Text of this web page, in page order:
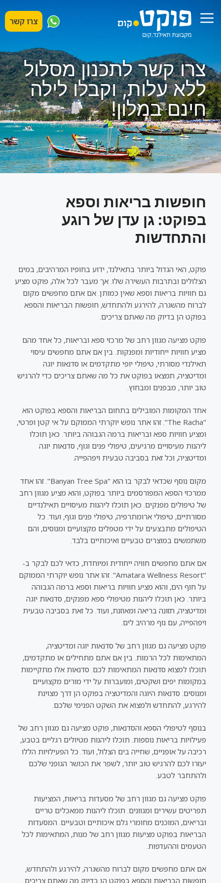
לתוכן תפריט צרו קשר
צרו קשר לתכנון מסלול
ללא עלות, וקבלו לילה
חינם במלון!
חופשות בריאות וספא
בפוקט: גן עדן של רוגע
והתחדשות
פוקט, האי הגדול ביותר בתאילנד, ידוע בחופיו המרהיבים, במים
הצלולים ובתרבות העשירה שלו. אך מעבר לכל אלה, פוקט מציע
גם חוויות בריאות וספא שאין כמותן. אם אתם מחפשים מקום
לברוח מהשגרה, להירגע ולהתחדש, חופשות הבריאות והספא
בפוקט הן בדיוק מה שאתם צריכים.
פוקט מציעה מגוון רחב של מרכזי ספא ובריאות, כל אחד מהם
מציע חוויות ייחודיות ומפנקות. בין אם אתם מחפשים עיסוי
תאילנדי מסורתי, טיפולי יופי מתקדמים או סדנאות יוגה
ומדיטציה, תמצאו בפוקט את כל מה שאתם צריכים כדי להרגיש
טוב יותר, מבפנים ומבחוץ.
אחד המקומות המובילים בתחום הבריאות והספא בפוקט הוא
"The Racha". זהו אתר נופש יוקרתי הממוקם על אי קטן ופרטי,
ומציע חוויות ספא ובריאות ברמה הגבוהה ביותר. כאן תוכלו
ליהנות מעיסויים מרגיעים, טיפולי פנים וגוף, סדנאות יוגה
ומדיטציה, וכל זאת בסביבה טבעית ויפהפייה.
מקום נוסף שכדאי לבקר בו הוא "Banyan Tree Spa". זהו אחד
ממרכזי הספא המפורסמים ביותר בפוקט, והוא מציע מגוון רחב
של טיפולים מפנקים. כאן תוכלו ליהנות מעיסויים תאילנדיים
מסורתיים, טיפולי ארומתרפיה, טיפולי פנים וגוף, ועוד. כל
הטיפולים מתבצעים על ידי מטפלים מקצועיים ומנוסים, והם
משתמשים במוצרים טבעיים ואיכותיים בלבד.
אם אתם מחפשים חוויה ייחודית ומיוחדת, כדאי לכם לבקר ב-
"Amatara Wellness Resort". זהו אתר נופש יוקרתי הממוקם
על חוף הים, והוא מציע חוויות בריאות וספא ברמה הגבוהה
ביותר. כאן תוכלו ליהנות מטיפולי ספא מפנקים, סדנאות יוגה
ומדיטציה, תזונה בריאה ומאוזנת, ועוד. כל זאת בסביבה טבעית
ויפהפייה, עם נוף מרהיב לים.
פוקט מציעה גם מגוון רחב של סדנאות יוגה ומדיטציה,
המתאימות לכל הרמות. בין אם אתם מתחילים או מתקדמים,
תוכלו למצוא סדנאות המתאימות לכם. סדנאות אלו מתקיימות
במקומות יפים ושקטים, ומועברות על ידי מורים מקצועיים
ומנוסים. סדנאות היוגה והמדיטציה בפוקט הן דרך מצוינת
להירגע, להתחדש ולמצוא את השקט הפנימי שלכם.
בנוסף לטיפולי הספא והסדנאות, פוקט מציעה גם מגוון רחב של
פעילויות בריאות נוספות. תוכלו ליהנות מטיולים רגליים בטבע,
רכיבה על אופניים, שחייה בים הצלול, ועוד. כל הפעילויות הללו
יעזרו לכם להרגיש טוב יותר, לשפר את הכושר הגופני שלכם
ולהתחבר לטבע.
פוקט מציעה גם מגוון רחב של מסעדות בריאות, המציעות
תפריטים עשירים ומגוונים. תוכלו ליהנות ממאכלים טריים
ובריאים, המוכנים מחומרי גלם איכותיים וטבעיים. המסעדות
הבריאות בפוקט מציעות מגוון רחב של מנות, המתאימות לכל
הטעמים וההעדפות.
אם אתם מחפשים מקום לברוח מהשגרה, להירגע ולהתחדש,
חופשות הבריאות והספא בפוקט הן בדיוק מה שאתם צריכים.